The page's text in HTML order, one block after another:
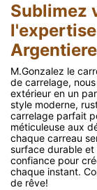
Sublimez
M.Gonzalez le
de carrelage,
extérieur en un
style moderne,
carrelage parfait
méticuleuse aux
chaque carreau
surface durable
confiance pour
chaque instant.
de rêve!